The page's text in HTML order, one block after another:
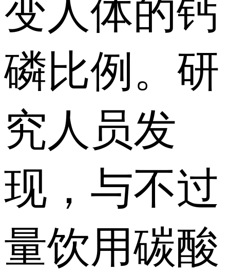
变人体的钙
磷比例。研
究人员发
现，与不过
量饮用碳酸